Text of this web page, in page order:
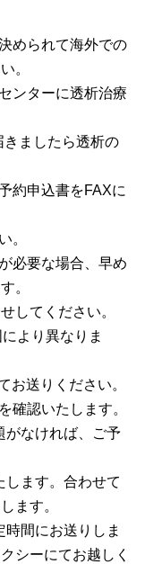
められて海外での
。
ンターに透析治療
ましたら透析の
約申込書をFAXに
。
必要な場合、早め
。
してください。
より異なりま
お送りください。
確認いたします。
がなければ、ご予
します。合わせて
ます。
間にお送りしま
シーにてお越しく